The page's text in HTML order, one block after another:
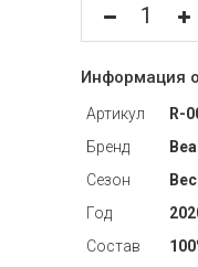
Информация
Артикул
R-
Бренд
Сезон
Год
Состав